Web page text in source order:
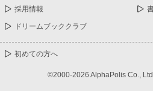
採用情報
ドリームブッククラブ
初めての方へ
©2000-2026 AlphaPolis Co.,